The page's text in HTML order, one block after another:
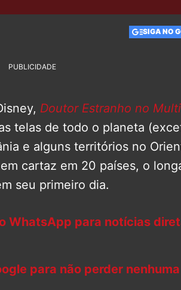
SIGA NO
PUBLICIDADE
Doutor Estranho no
telas de todo o planeta
e alguns territórios no
cartaz em 20 países, o
seu primeiro dia.
WhatsApp para notícias
para não perder nenhuma